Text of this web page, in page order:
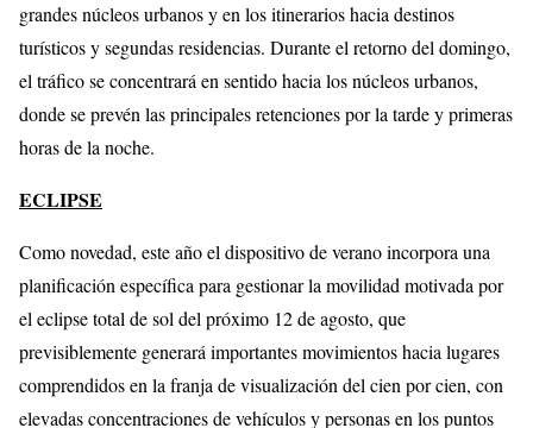
grandes núcleos urbanos y en los itinerarios hacia destinos
turísticos y segundas residencias. Durante el retorno del domingo,
el tráfico se concentrará en sentido hacia los núcleos urbanos,
donde se prevén las principales retenciones por la tarde y primeras
horas de la noche.
ECLIPSE
Como novedad, este año el dispositivo de verano incorpora una
planificación específica para gestionar la movilidad motivada por
el eclipse total de sol del próximo 12 de agosto, que
previsiblemente generará importantes movimientos hacia lugares
comprendidos en la franja de visualización del cien por cien, con
elevadas concentraciones de vehículos y personas en los puntos